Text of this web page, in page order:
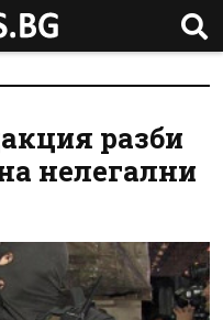
разби
нелегални